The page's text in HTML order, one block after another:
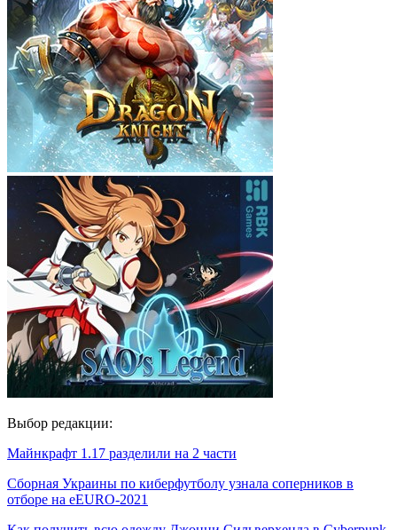
Выбор редакции:
Майнкрафт 1.17 разделили на 2 части
Сборная Украины по киберфутболу узнала соперников в
отборе на eEURO-2021